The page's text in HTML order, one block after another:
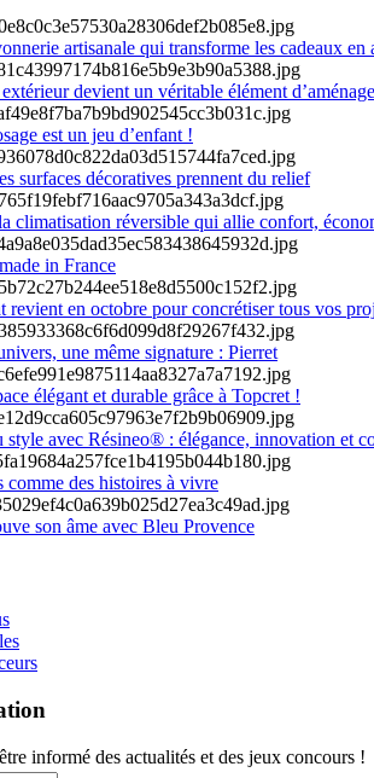
artisanale qui transforme les cadeaux en
devient un véritable élément
est un jeu d’enfant !
surfaces décoratives prennent du relief
climatisation réversible qui allie confort,
in France
revient en octobre pour concrétiser tous vos
une même signature : Pierret
élégant et durable grâce à Topcret !
style avec Résineo® : élégance, innovation et
comme des histoires à vivre
son âme avec Bleu Provence
informé des actualités et des jeux concours !